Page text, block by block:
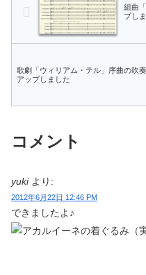
組曲
プし
歌劇「ウィリアム・テル」序曲の吹
アップしました
コメント
yuki より:
2012年6月22日 12:46 PM
できましたよ♪